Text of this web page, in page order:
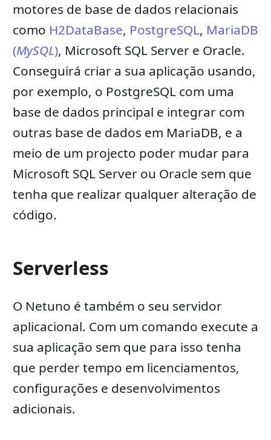
motores de base de dados relacionais
como H2DataBase, PostgreSQL, MariaDB
(MySQL), Microsoft SQL Server e Oracle.
Conseguirá criar a sua aplicação usando,
por exemplo, o PostgreSQL com uma
base de dados principal e integrar com
outras base de dados em MariaDB, e a
meio de um projecto poder mudar para
Microsoft SQL Server ou Oracle sem que
tenha que realizar qualquer alteração de
código.
Serverless
O Netuno é também o seu servidor
aplicacional. Com um comando execute a
sua aplicação sem que para isso tenha
que perder tempo em licenciamentos,
configurações e desenvolvimentos
adicionais.